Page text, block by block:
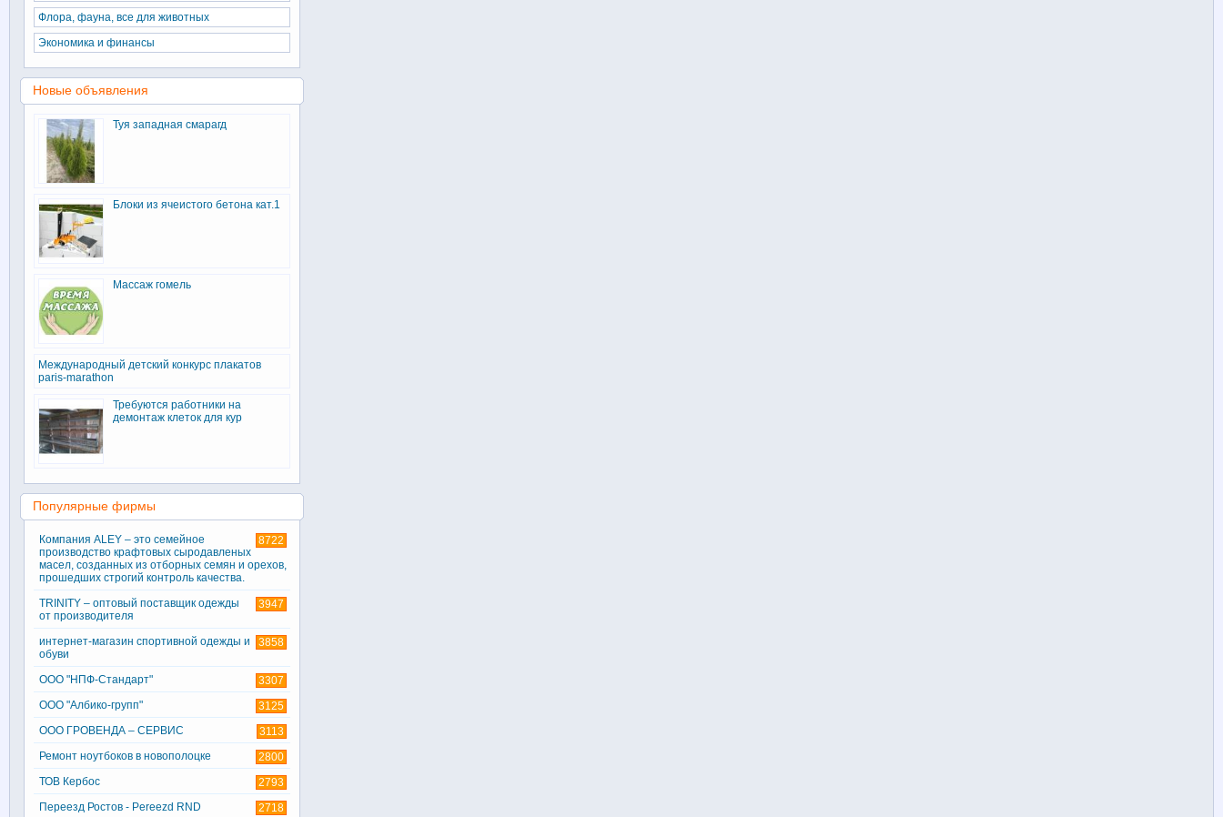
Флора, фауна, все для животных
Экономика и финансы
Новые объявления
Туя западная смарагд
Блоки из ячеистого бетона кат.1
Массаж гомель
Международный детский конкурс плакатов
paris-marathon
Требуются работники на
демонтаж клеток для кур
Популярные фирмы
8722
Компания ALEY – это семейное
производство крафтовых сыродавленых
масел, созданных из отборных семян и орехов,
прошедших строгий контроль качества.
3947
TRINITY – оптовый поставщик одежды
от производителя
3858
интернет-магазин спортивной одежды и
обуви
3307
ООО "НПФ-Стандарт"
3125
ООО "Албико-групп"
3113
ООО ГРОВЕНДА – СЕРВИС
2800
Ремонт ноутбоков в новополоцке
2793
ТОВ Кербос
2718
Переезд Ростов - Pereezd RND